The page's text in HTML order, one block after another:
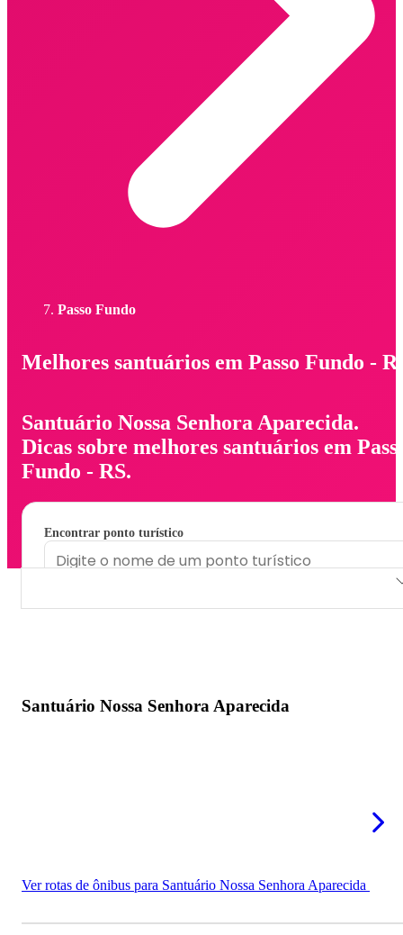
Passo Fundo
Melhores santuários em Passo Fundo -
Santuário Nossa Senhora Aparecida.
Dicas sobre melhores santuários em
Fundo - RS.
Encontrar ponto turístico
Santuário Nossa Senhora Aparecida
Ver rotas de ônibus para Santuário Nossa Senhora Aparecida